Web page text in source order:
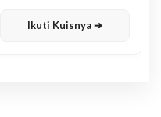
Ikuti Kuisnya ➔